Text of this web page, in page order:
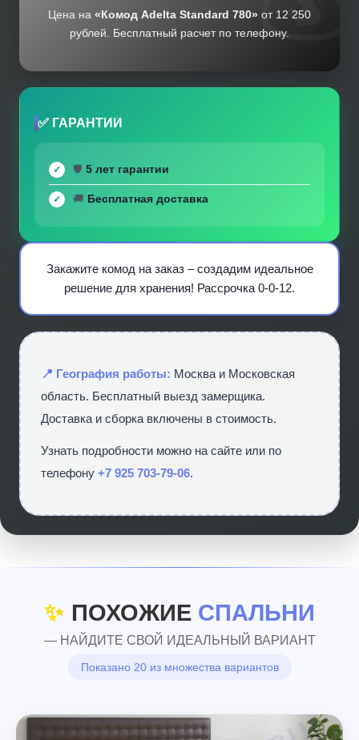
Цена на «Комод Adelta Standard 780» от 12 250
рублей. Бесплатный расчет по телефону.
✅ ГАРАНТИИ
🛡️ 5 лет гарантии
🚚 Бесплатная доставка
Закажите комод на заказ – создадим идеальное
решение для хранения! Рассрочка 0-0-12.
📍 География работы: Москва и Московская
область. Бесплатный выезд замерщика.
Доставка и сборка включены в стоимость.
Узнать подробности можно на сайте или по
телефону +7 925 703-79-06.
✨ ПОХОЖИЕ СПАЛЬНИ
— НАЙДИТЕ СВОЙ ИДЕАЛЬНЫЙ ВАРИАНТ
Показано 20 из множества вариантов